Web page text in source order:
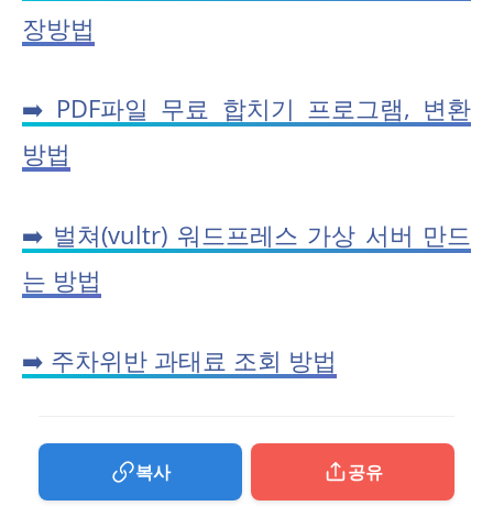
장방법
➡️ PDF파일 무료 합치기 프로그램, 변환
방법
➡️ 벌쳐(vultr) 워드프레스 가상 서버 만드
는 방법
➡️ 주차위반 과태료 조회 방법
복사 공유